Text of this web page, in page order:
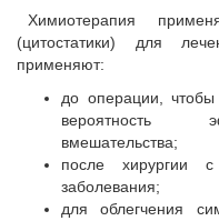
Химиотерапия
(цитостатики) для
применяют:
до операции, чтобы
вероятность
вмешательства;
после хирургии
заболевания;
для облегчения